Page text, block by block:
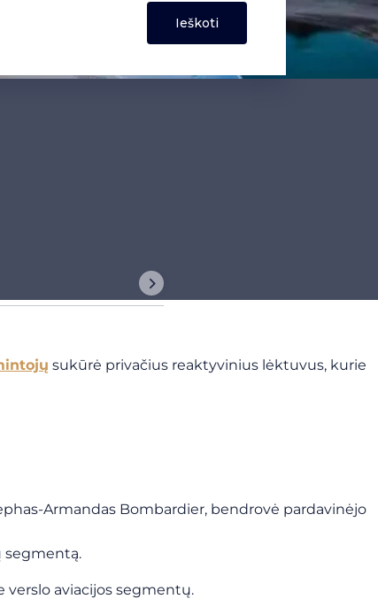
sukūrė privačius reaktyvinius lėktuvus, kurie
Armandas Bombardier, bendrovė pardavinėjo
segmentą.
verslo aviacijos segmentų.